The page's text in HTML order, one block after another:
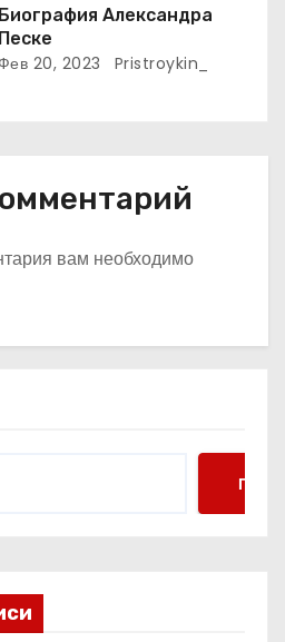
Биография Александра
Песке
20, 2023 Pristroykin_
вам необходимо
Поиск